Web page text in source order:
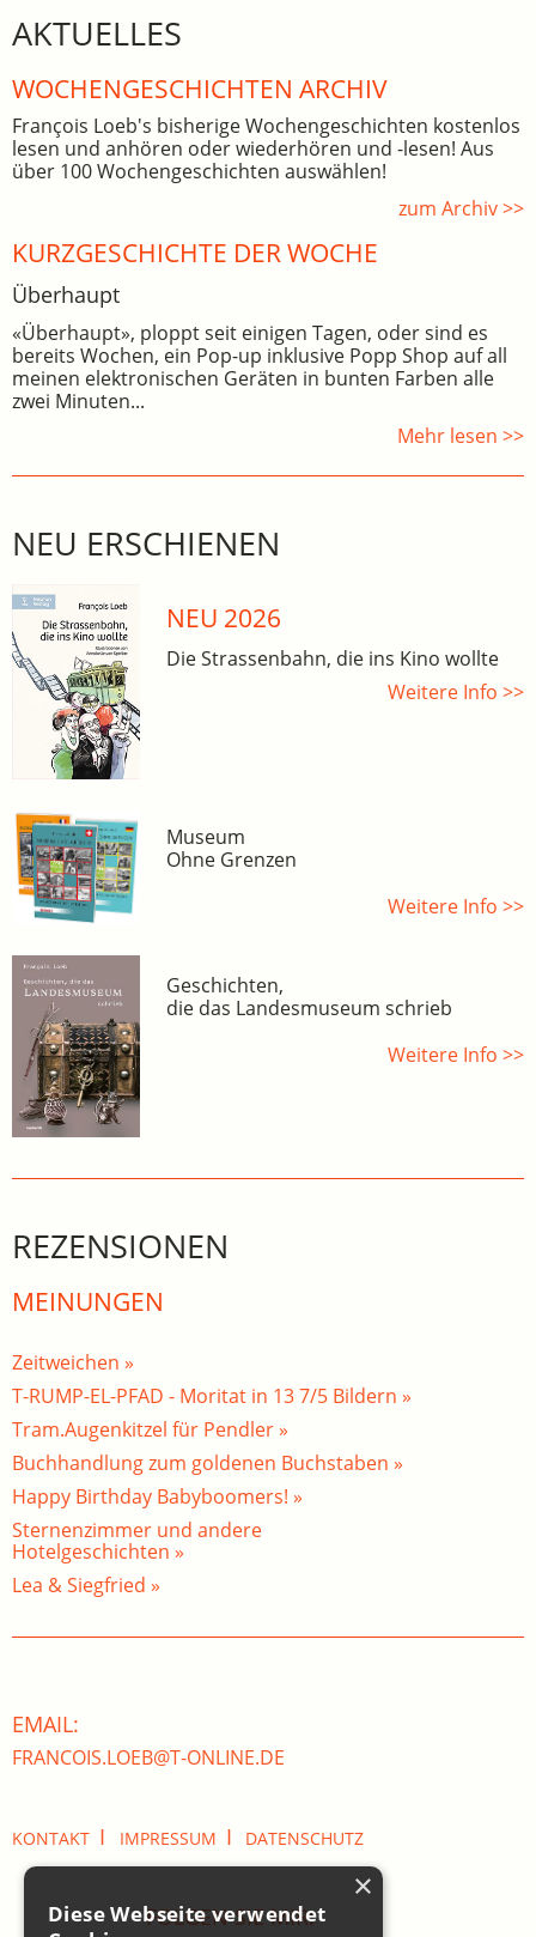
AKTUELLES
WOCHEN­GE­SCHICHTEN ARCHIV
François Loeb's bisherige Wochengeschichten kostenlos
lesen und anhören oder wiederhören und -lesen! Aus
über 100 Wochengeschichten auswählen!
zum Archiv >>
KURZGESCHICHTE DER WOCHE
Überhaupt
«Überhaupt», ploppt seit einigen Tagen, oder sind es
bereits Wochen, ein Pop-up inklusive Popp Shop auf all
meinen elektronischen Geräten in bunten Farben alle
zwei Minuten...
Mehr lesen >>
NEU ERSCHIENEN
NEU 2026
Die Strassenbahn, die ins Kino wollte
Weitere Info >>
Museum
Ohne Grenzen
Weitere Info >>
Geschichten,
die das Landesmuseum schrieb
Weitere Info >>
REZENSIONEN
MEINUNGEN
Zeitweichen »
T-RUMP-EL-PFAD - Moritat in 13 7/5 Bildern »
Tram.Augenkitzel für Pendler »
Buchhandlung zum goldenen Buchstaben »
Happy Birthday Babyboomers! »
Sternenzimmer und andere
Hotelgeschichten »
Lea & Siegfried »
EMAIL:
FRANCOIS.LOEB@T-ONLINE.DE
KONTAKT I IMPRESSUM I DATENSCHUTZ
FOLGEN SIE MIR:
×
Diese Webseite verwendet